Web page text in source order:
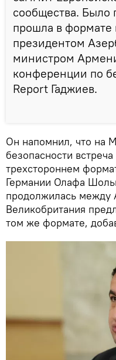
сообщества. Было
прошла в формате
президентом
министром
конференции по
Report Гаджиев.
Он напомнил, что на
безопасности
трехстороннем
Германии Олафа
продолжилась
Великобритания
том же формате,